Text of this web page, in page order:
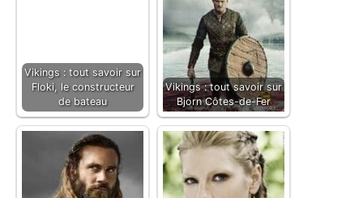
Vikings : tout savoir sur
Floki, le constructeur
de bateau
Vikings : tout savoir sur
Bjorn Côtes-de-Fer